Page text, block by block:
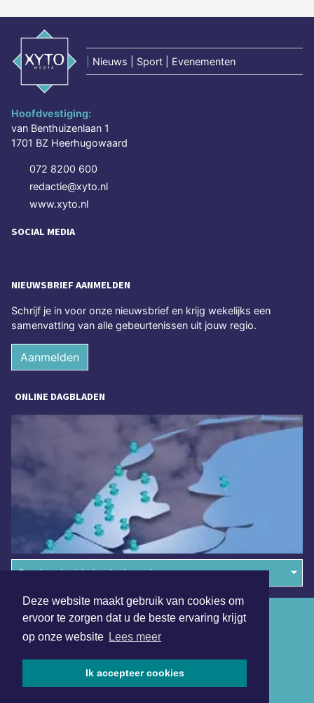
Deze website maakt gebruik van cookies om
ervoor te zorgen dat u de beste ervaring krijgt
op onze website Lees meer
Ik accepteer cookies
Nieuws | Sport | Evenementen
Hoofdvestiging:
van Benthuizenlaan 1
1701 BZ Heerhugowaard
072 8200 600
redactie@xyto.nl
www.xyto.nl
SOCIAL MEDIA
NIEUWSBRIEF AANMELDEN
Schrijf je in voor onze nieuwsbrief en krijg wekelijks een
samenvatting van alle gebeurtenissen uit jouw regio.
Aanmelden
ONLINE DAGBLADEN
Overige dagbladen in de regio
Algemene voorwaarden
Disclaimer